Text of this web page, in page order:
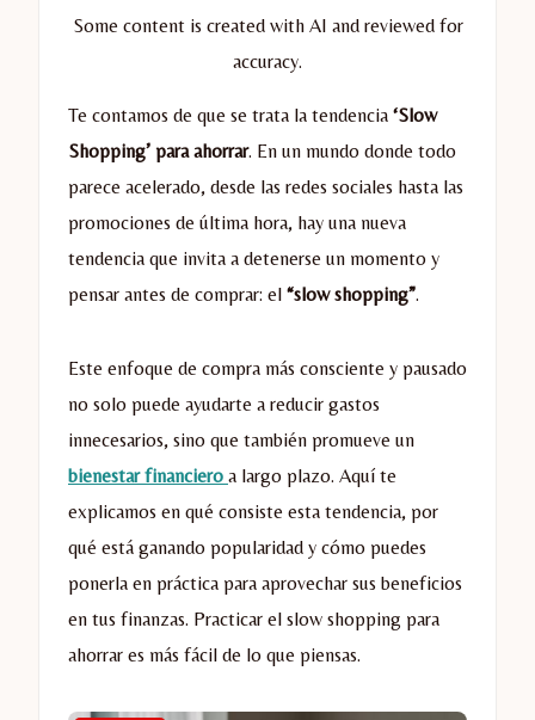
Some content is created with AI and reviewed for
accuracy.
Te contamos de que se trata la tendencia ‘Slow
Shopping’ para ahorrar. En un mundo donde todo
parece acelerado, desde las redes sociales hasta las
promociones de última hora, hay una nueva
tendencia que invita a detenerse un momento y
pensar antes de comprar: el “slow shopping”.
Este enfoque de compra más consciente y pausado
no solo puede ayudarte a reducir gastos
innecesarios, sino que también promueve un
bienestar financiero a largo plazo. Aquí te
explicamos en qué consiste esta tendencia, por
qué está ganando popularidad y cómo puedes
ponerla en práctica para aprovechar sus beneficios
en tus finanzas. Practicar el slow shopping para
ahorrar es más fácil de lo que piensas.